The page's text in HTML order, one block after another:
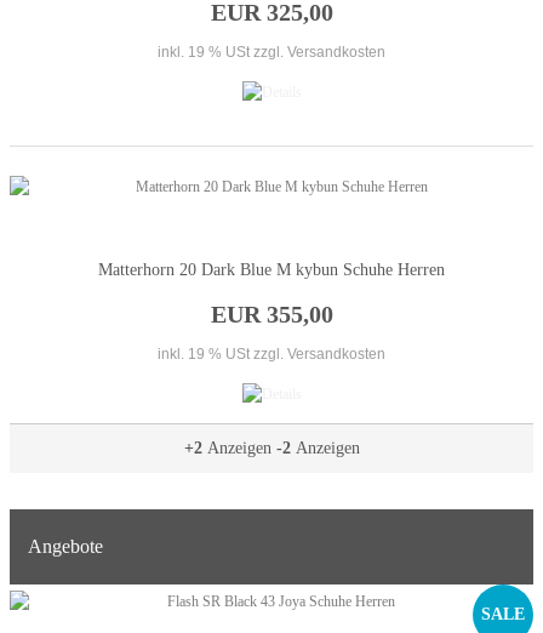
EUR 325,00
inkl. 19 % USt zzgl. Versandkosten
Matterhorn 20 Dark Blue M kybun Schuhe Herren
EUR 355,00
inkl. 19 % USt zzgl. Versandkosten
+2Anzeigen -2Anzeigen
Angebote
SALE